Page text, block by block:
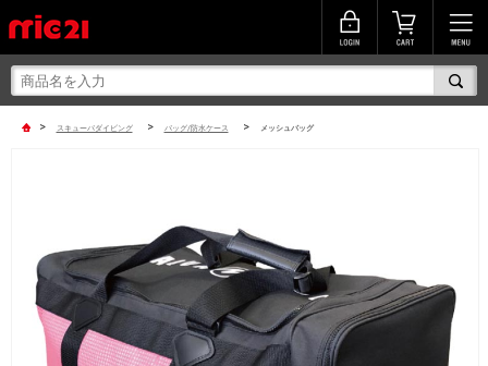
> スキューバダイビング > バッグ/防水ケース > メッシュバッグ